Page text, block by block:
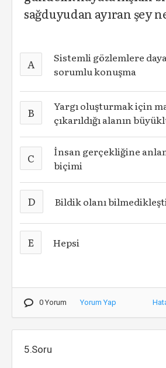
sağduyudan ayıran şey
A
Sistemli gözlemlere
sorumlu konuşma
B
Yargı oluşturmak için
çıkarıldığı alanın
C
İnsan gerçekliğine
biçimi
D Bildik olanı
E Hepsi
0 Yorum Yorum Yap
5.Soru